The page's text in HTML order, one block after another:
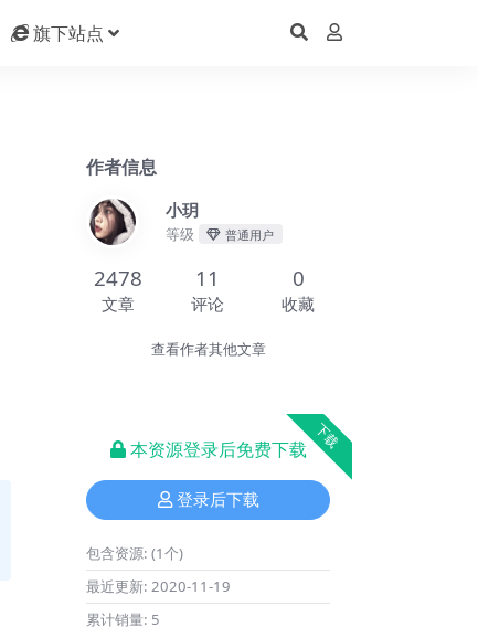
旗下站点
作者信息
小玥
等级 普通用户
2478
文章
11
评论
0
收藏
查看作者其他文章
下载
本资源登录后免费下载
登录后下载
包含资源: (1个)
最近更新: 2020-11-19
累计销量: 5